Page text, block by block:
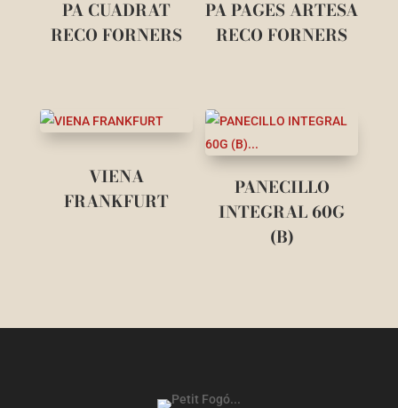
PA CUADRAT
RECO FORNERS
PA PAGES ARTESA
RECO FORNERS
VIENA
FRANKFURT
PANECILLO
INTEGRAL 60G
(B)